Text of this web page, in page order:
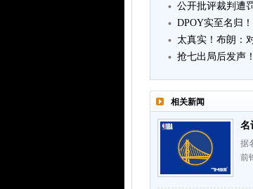
公开批评裁判遭
DPOY实至名归
太真实！布朗：
抢七出局后发声
相关新闻
名
据
前